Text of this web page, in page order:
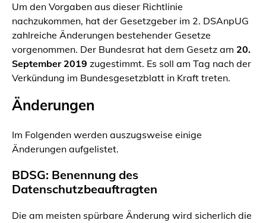
Um den Vorgaben aus dieser Richtlinie
nachzukommen, hat der Gesetzgeber im 2. DSAnpUG
zahlreiche Änderungen bestehender Gesetze
vorgenommen. Der Bundesrat hat dem Gesetz am 20.
September 2019 zugestimmt. Es soll am Tag nach der
Verkündung im Bundesgesetzblatt in Kraft treten.
Änderungen
Im Folgenden werden auszugsweise einige
Änderungen aufgelistet.
BDSG: Benennung des
Datenschutzbeauftragten
Die am meisten spürbare Änderung wird sicherlich die